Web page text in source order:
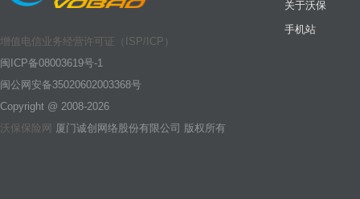
增值电信业务经营许可证（ISP/ICP）
闽ICP备08003619号-1
闽公网安备35020602003368号
Copyright @ 2008-2026
沃保保险网 厦门诚创网络股份有限公司 版权所有
关于沃保
手机站